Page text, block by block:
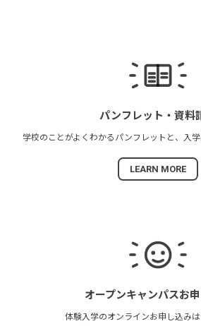
パンフレット・ 資料
学校のことがよくわかる パンフレットと、 入
LEARN MORE
オープンキャンパスお
体験入学のオンラインお申し込みは